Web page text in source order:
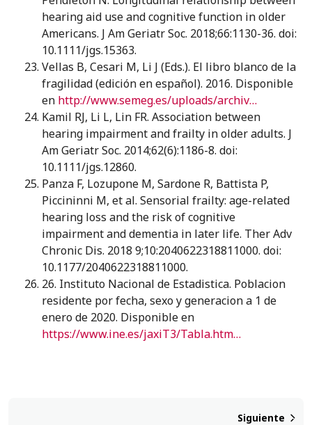
hearing aid use and cognitive function in older
Americans. J Am Geriatr Soc. 2018;66:1130-36. doi:
10.1111/jgs.15363.
Vellas B, Cesari M, Li J (Eds.). El libro blanco de la
fragilidad (edición en español). 2016. Disponible
en
http://www.semeg.es/uploads/archivos/LIBRO-BLANCO-SOBRE-FRAGILIDAD.pdf
Kamil RJ, Li L, Lin FR. Association between
hearing impairment and frailty in older adults. J
Am Geriatr Soc. 2014;62(6):1186-8. doi:
10.1111/jgs.12860.
Panza F, Lozupone M, Sardone R, Battista P,
Piccininni M, et al. Sensorial frailty: age-related
hearing loss and the risk of cognitive
impairment and dementia in later life. Ther Adv
Chronic Dis. 2018 9;10:2040622318811000. doi:
10.1177/2040622318811000.
26. Instituto Nacional de Estadistica. Poblacion
residente por fecha, sexo y generacion a 1 de
enero de 2020. Disponible en
https://www.ine.es/jaxiT3/Tabla.htm?t=9688&L=0
Siguiente